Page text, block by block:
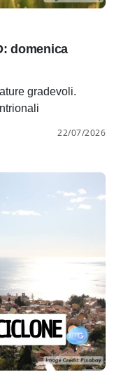
domenica
gradevoli.
22/07/2026